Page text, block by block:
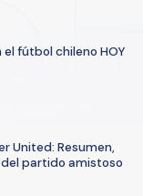
el fútbol chileno HOY
United: Resumen,
del partido amistoso